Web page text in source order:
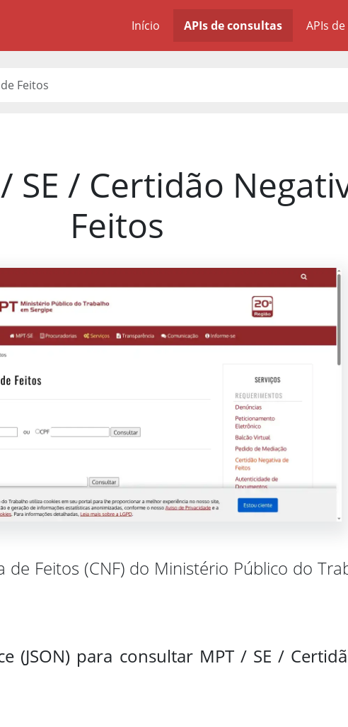
Início APIs de consultas APIs
Feitos
SE / Certidão
Feitos
Feitos (CNF) do Ministério Público do
(JSON) para consultar MPT / SE /